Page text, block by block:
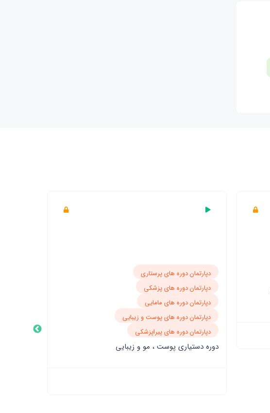
دپارتمان دوره های پرستاری
دپارتمان دوره های پزشکی
دپارتمان دوره های مامایی
دپارتمان دوره های پوست و زیبایی
دپارتمان دوره های پیراپزشکی
دوره دستیاری پوست ، مو و زیبایی